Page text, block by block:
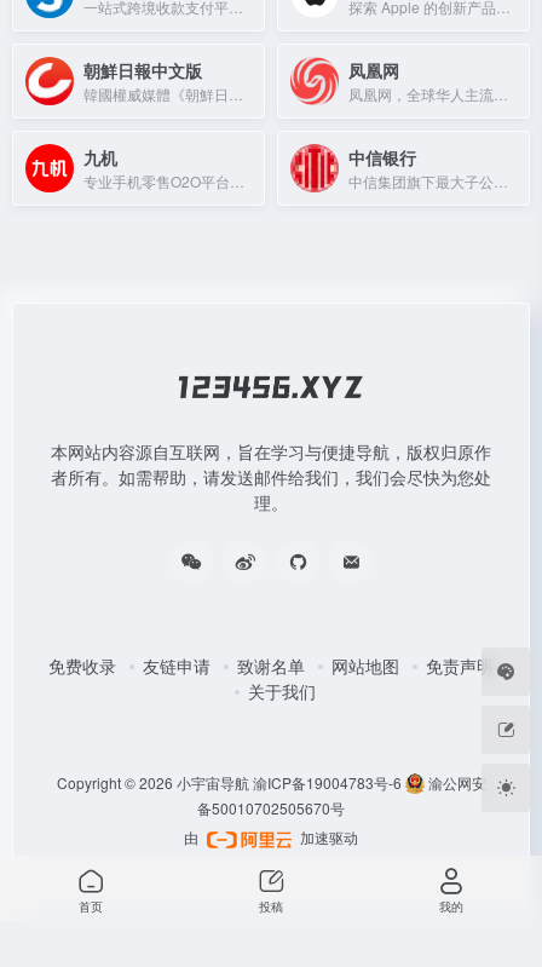
朝鮮日報中文版 凤凰网
九机 中信银行
本网站内容源自互联网，旨在学习与便捷导航，版权归原作
者所有。如需帮助，请发送邮件给我们，我们会尽快为您处
理。
免费收录 友链申请 致谢名单 网站地图
免责声明
关于我们
Copyright © 2026 小宇宙导航 渝ICP备19004783号-6
渝公网安
备50010702505670号
由
加速驱动
首页 投稿 我的